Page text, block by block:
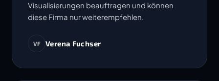
Visualisierungen beauftragen und können
diese Firma nur weiterempfehlen.
VF Verena Fuchser